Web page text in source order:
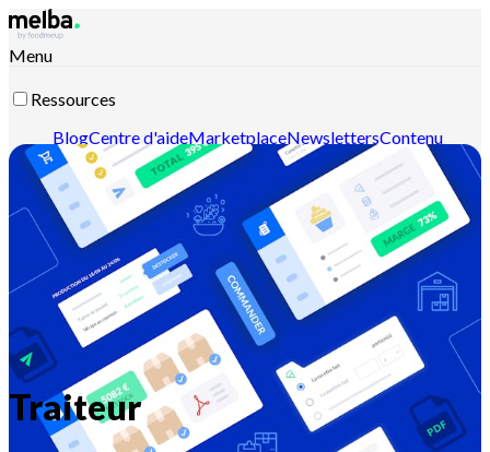
Menu
Ressources
BlogCentre d'aideMarketplaceNewslettersContenu
intelligentDocumentation APIDocumentation MCP
Contactez-nousDécouvrir melba
Traiteur